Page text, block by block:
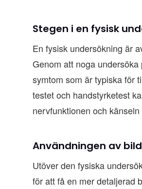
Stegen i en fysisk
En fysisk undersökning är
Genom att noga
symtom som är typiska för
testet och handstyrketest
nervfunktionen och
Användningen av
Utöver den fysiska
för att få en mer detaljerad